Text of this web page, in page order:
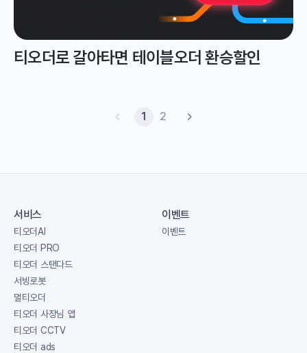
티오더로 갈아타면 테이블오더 환승할인
1 2
서비스
티오더AI
티오더 PRO
티오더 스탠다드
서빙로봇
멀티오더
티오더 사장님 앱
티오더 CCTV
티오더 ads
이벤트
이벤트